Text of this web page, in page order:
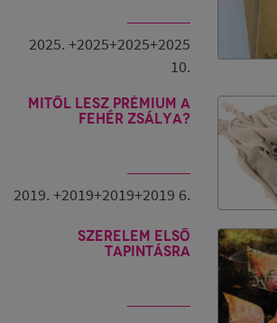
2025. +2025+2025+2025
10.
Mitől lesz prémium a
fehér zsálya?
2019. +2019+2019+2019 6.
Szerelem első
tapintásra